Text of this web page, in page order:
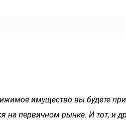
имущество вы будете
на первичном рынке. И тот, и